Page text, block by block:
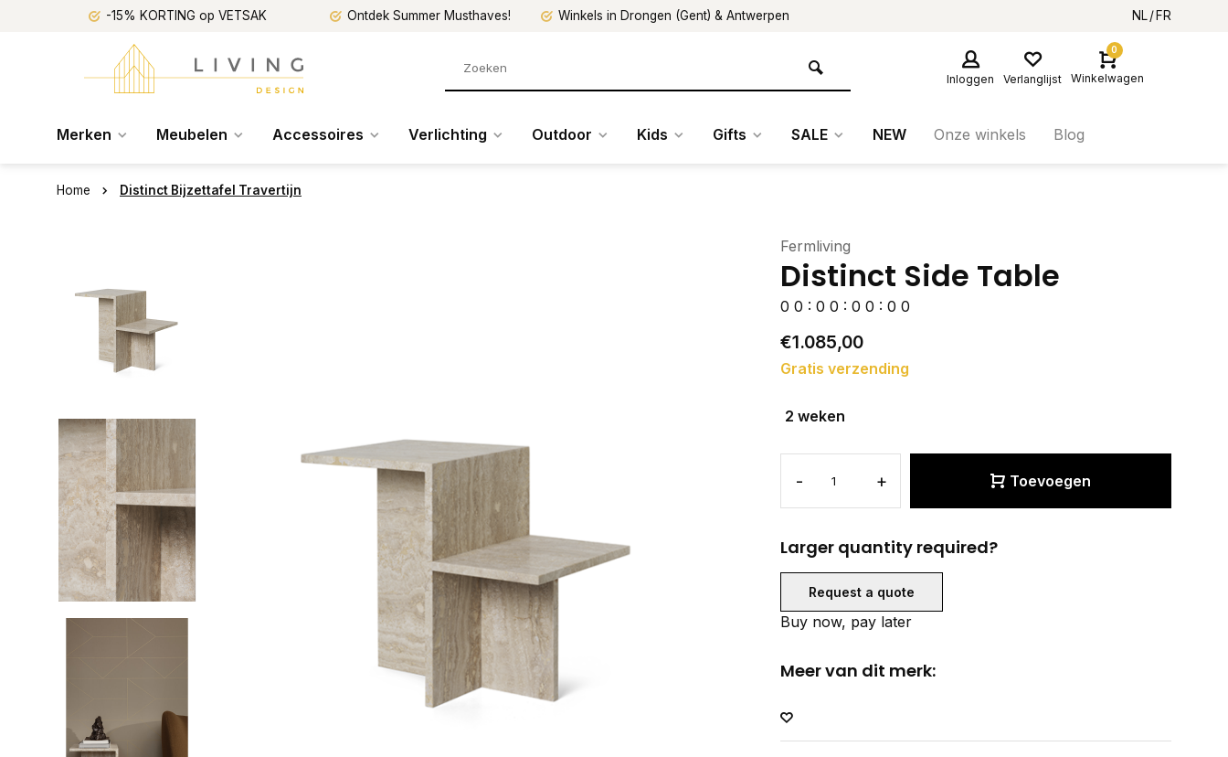
-15% KORTING op VETSAK Ontdek Summer Musthaves! Winkels in Drongen (Gent) & Antwerpen NL FR
Inloggen Verlanglijst
0
Winkelwagen
Merken Meubelen Accessoires Verlichting Outdoor Kids Gifts SALE NEW Onze winkels Blog
Home Distinct Bijzettafel Travertijn
Fermliving
Distinct Side Table
0 0 : 0 0 : 0 0 : 0 0
€1.085,00
Gratis verzending
2 weken
- + Toevoegen
Larger quantity required?
Request a quote
Buy now, pay later
Meer van dit merk: